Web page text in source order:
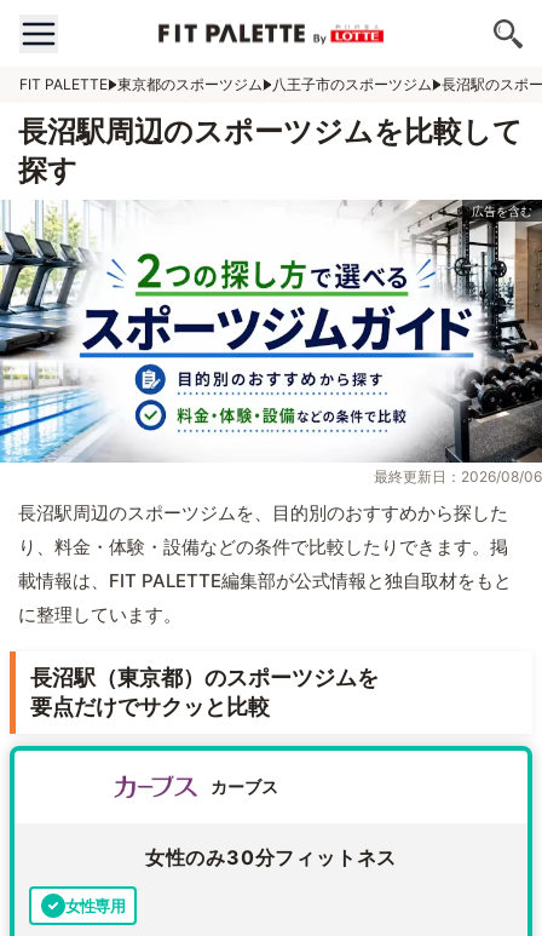
FIT PALETTE 東京都のスポーツジム 八王子市のスポーツジム 長沼駅のスポ
長沼駅周辺のスポーツジムを比較して
探す
最終更新日：2026/08/06
長沼駅周辺のスポーツジムを、目的別のおすすめから探した
り、料金・体験・設備などの条件で比較したりできます。掲
載情報は、FIT PALETTE編集部が公式情報と独自取材をもと
に整理しています。
長沼駅（東京都）のスポーツジムを
要点だけでサクッと比較
カーブス
女性のみ30分フィットネス
女性専用